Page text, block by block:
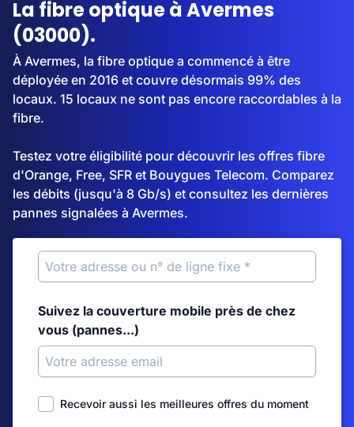
La fibre optique à Avermes
(03000).
À Avermes, la fibre optique a commencé à être
déployée en 2016 et couvre désormais 99% des
locaux. 15 locaux ne sont pas encore raccordables à la
fibre.
Testez votre éligibilité pour découvrir les offres fibre
d'Orange, Free, SFR et Bouygues Telecom. Comparez
les débits (jusqu'à 8 Gb/s) et consultez les dernières
pannes signalées à Avermes.
Suivez la couverture mobile près de chez
vous (pannes...)
Recevoir aussi les meilleures offres du moment